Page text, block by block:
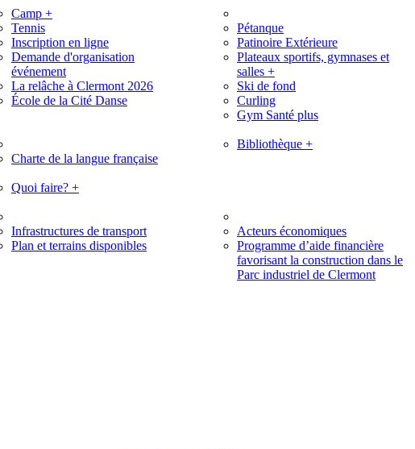
Camp +
Tennis
Inscription en ligne
Demande d'organisation
événement
La relâche à Clermont 2026
École de la Cité Danse
Pétanque
Patinoire Extérieure
Plateaux sportifs, gymnases et
salles +
Ski de fond
Curling
Gym Santé plus
Charte de la langue française
Bibliothèque +
Quoi faire? +
Infrastructures de transport
Plan et terrains disponibles
Acteurs économiques
Programme d’aide financière
favorisant la construction dans le
Parc industriel de Clermont